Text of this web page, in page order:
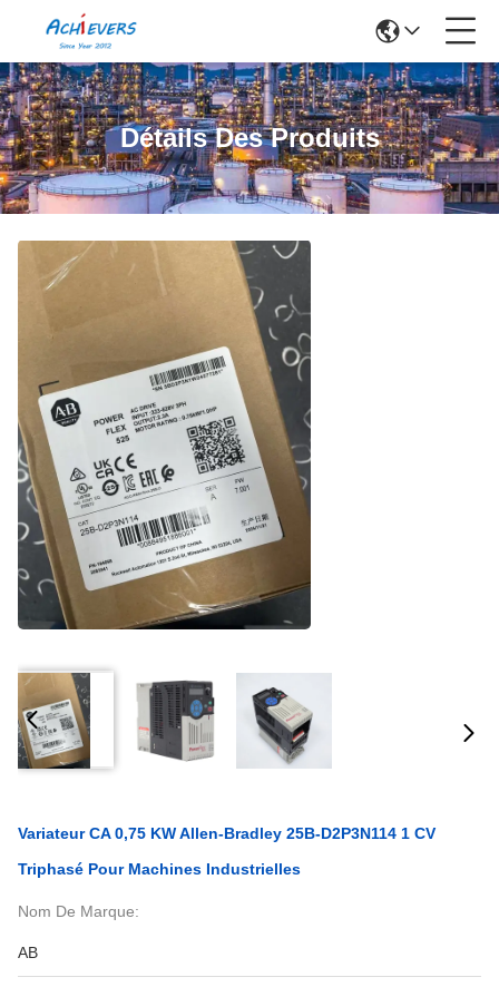
Détails Des Produits
Variateur CA 0,75 KW Allen-Bradley 25B-D2P3N114 1 CV
Triphasé Pour Machines Industrielles
Nom De Marque:
AB